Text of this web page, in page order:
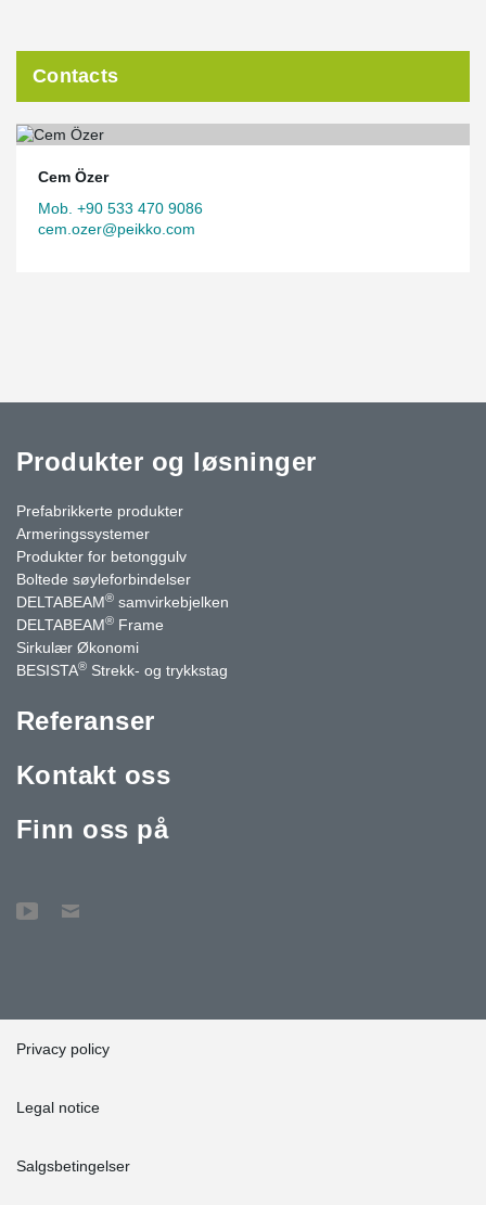
Contacts
Cem Özer
Mob. +90 533 470 9086
cem.ozer@peikko.com
Produkter og løsninger
Prefabrikkerte produkter
Armeringssystemer
Produkter for betonggulv
Boltede søyleforbindelser
DELTABEAM® samvirkebjelken
DELTABEAM® Frame
Sirkulær Økonomi
BESISTA® Strekk- og trykkstag
Referanser
Kontakt oss
Finn oss på
Privacy policy
Legal notice
Salgsbetingelser